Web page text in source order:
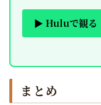
▶ Huluで観る
まとめ